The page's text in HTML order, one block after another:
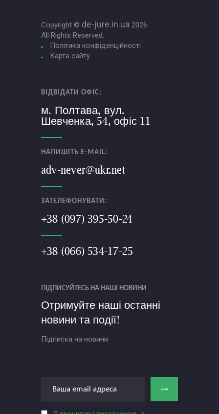
Copyright © de-jure.in.ua 2026.
All Rights Reserved.
Політика конфіденційності
Карта сайту
ВІДВІДАТИ ОФІС:
м. Полтава, вул.
Шевченка, 54, офіс 11
НАПИШІТЬ E-MAIL:
adv-never@ukr.net
ЗАТЕЛЕФОНУВАТИ:
+38 (097) 395-50-24
+38 (066) 534-17-25
ПІДПИСУЙТЕСЬ НА НАШІ НОВИНИ
Отримуйте наші останні
новини та події!
Підписка на новини